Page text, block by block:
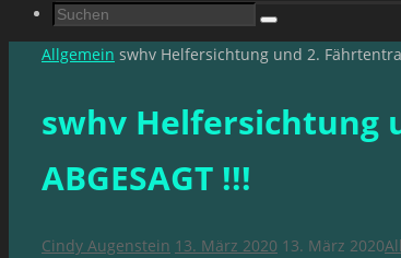
Suchen
nach:
Suchen
Start
Allgemein swhv Helfersichtung und 2.
swhv Helfersichtung
ABGESAGT !!!
Cindy Augenstein 13. März 2020 13. März 2020